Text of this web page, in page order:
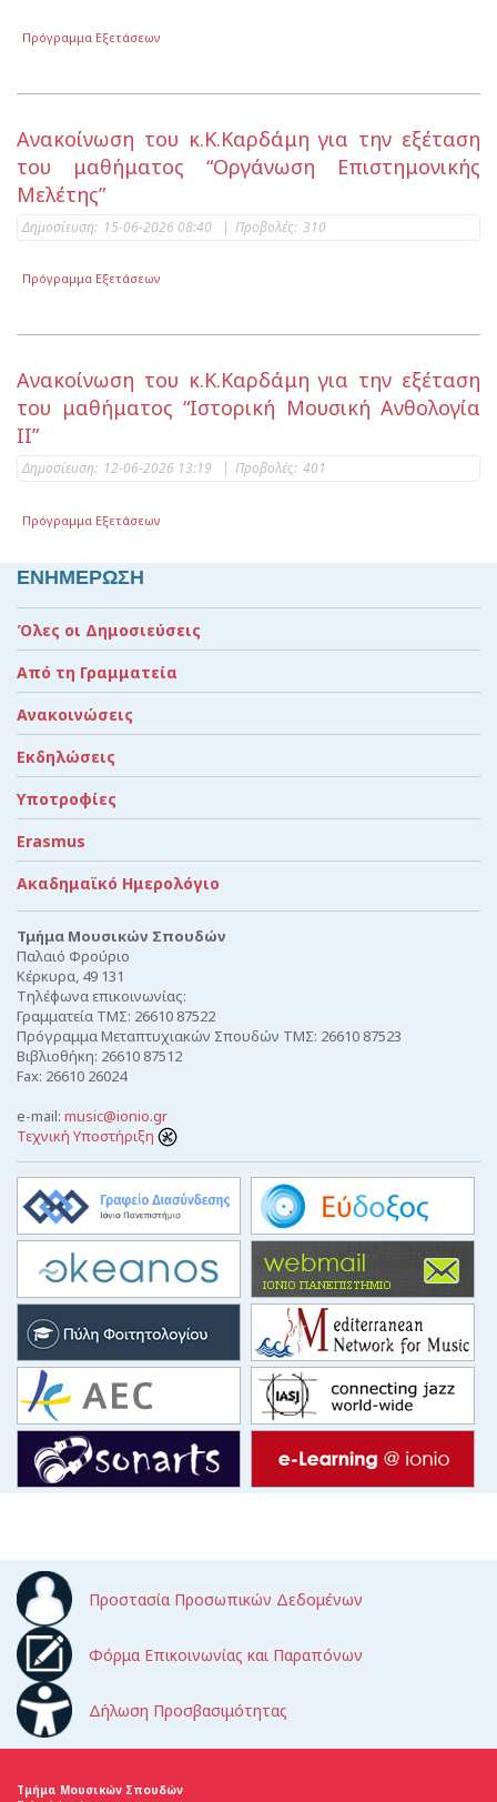
Πρόγραμμα Εξετάσεων
Ανακοίνωση του κ.Κ.Καρδάμη για την εξέταση
του μαθήματος “Οργάνωση Επιστημονικής
Μελέτης”
Δημοσίευση: 15-06-2026 08:40 | Προβολές: 310
Πρόγραμμα Εξετάσεων
Ανακοίνωση του κ.Κ.Καρδάμη για την εξέταση
του μαθήματος “Ιστορική Μουσική Ανθολογία
ΙΙ”
Δημοσίευση: 12-06-2026 13:19 | Προβολές: 401
Πρόγραμμα Εξετάσεων
ΕΝΗΜΕΡΩΣΗ
Όλες οι Δημοσιεύσεις
Από τη Γραμματεία
Ανακοινώσεις
Εκδηλώσεις
Υποτροφίες
Erasmus
Ακαδημαϊκό Ημερολόγιο
Τμήμα Μουσικών Σπουδών
Παλαιό Φρούριο
Κέρκυρα, 49 131
Τηλέφωνα επικοινωνίας:
Γραμματεία ΤΜΣ: 26610 87522
Πρόγραμμα Μεταπτυχιακών Σπουδών ΤΜΣ: 26610 87523
Βιβλιοθήκη: 26610 87512
Fax: 26610 26024
e-mail: music@ionio.gr
Τεχνική Υποστήριξη
Προστασία Προσωπικών Δεδομένων
Φόρμα Επικοινωνίας και Παραπόνων
Δήλωση Προσβασιμότητας
Τμήμα Μουσικών Σπουδών